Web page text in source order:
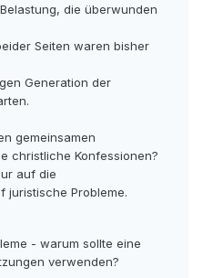
die überwunden
Seiten waren bisher
Generation der
gemeinsamen
christliche Konfessionen?
auf die
juristische Probleme.
- warum sollte eine
verwenden?